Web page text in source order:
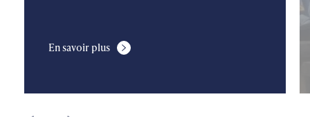
En savoir plus